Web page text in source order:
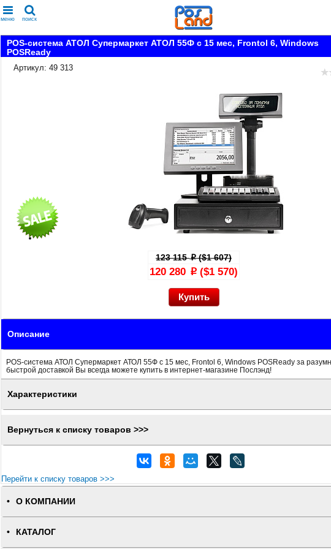
меню поиск
POS-система АТОЛ Супермаркет АТОЛ 55Ф с 15 мес, Frontol 6, Windows
POSReady
Артикул: 49 313
123 115p($1 607)
120 280 p ($1 570)
Описание
POS-система АТОЛ Супермаркет АТОЛ 55Ф с 15 мес, Frontol 6, Windows POSReady за
быстрой доставкой Вы всегда можете купить в интернет-магазине Послэнд!
Характеристики
Вернуться к списку товаров >>>
Перейти к списку товаров >>>
О КОМПАНИИ
КАТАЛОГ